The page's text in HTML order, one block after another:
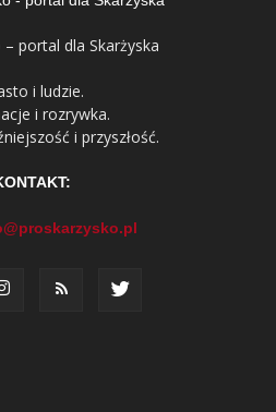
– portal dla Skarżyska
i ludzie.
i rozrywka.
i przyszłość.